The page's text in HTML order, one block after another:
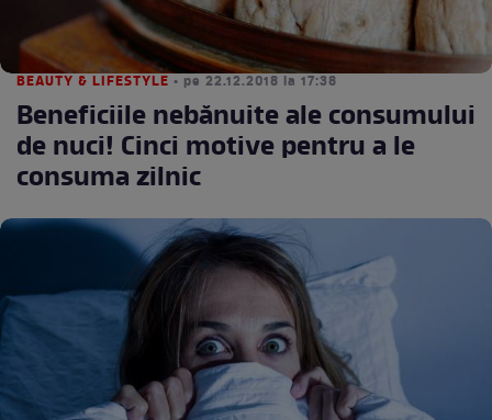
BEAUTY & LIFESTYLE • pe 22.12.2018 la 17:38
Beneficiile nebănuite ale consumului
de nuci! Cinci motive pentru a le
consuma zilnic